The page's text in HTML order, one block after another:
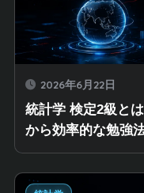
2026年6月22日
統計学 検定2級と
から効率的な勉強